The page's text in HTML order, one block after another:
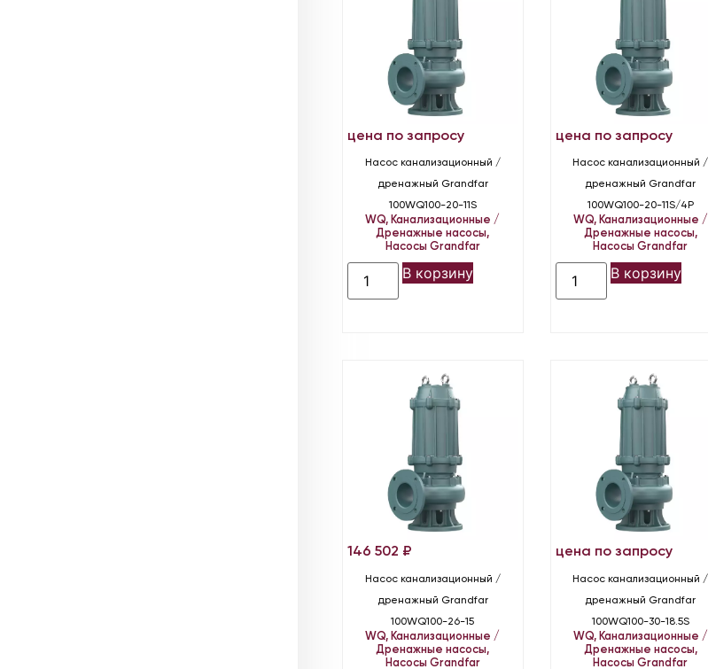
цена по запросу
Насос канализационный /
дренажный Grandfar
100WQ100-20-11S
WQ, Канализационные /
Дренажные насосы,
Насосы Grandfar
В корзину
цена по запросу
Насос канализационный /
дренажный Grandfar
100WQ100-20-11S/4P
WQ, Канализационные /
Дренажные насосы,
Насосы Grandfar
В корзину
146 502 ₽
Насос канализационный /
дренажный Grandfar
100WQ100-26-15
WQ, Канализационные /
Дренажные насосы,
Насосы Grandfar
цена по запросу
Насос канализационный /
дренажный Grandfar
100WQ100-30-18.5S
WQ, Канализационные /
Дренажные насосы,
Насосы Grandfar